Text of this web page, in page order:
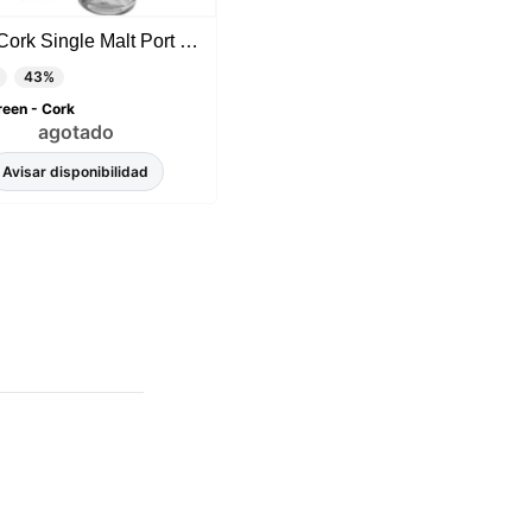
West Cork Single Malt Port Cask Finish
43%
- Cork
agotado
Avisar disponibilidad